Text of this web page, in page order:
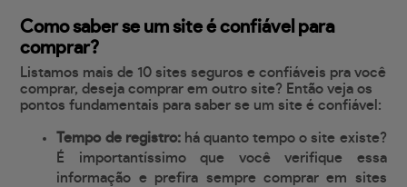
Como saber se um site é confiável para
comprar?
Listamos mais de 10 sites seguros e confiáveis pra você
comprar, deseja comprar em outro site? Então veja os
pontos fundamentais para saber se um site é confiável:
Tempo de registro:há quanto tempo o site existe?
É importantíssimo que você verifique essa
informação e prefira sempre comprar em sites